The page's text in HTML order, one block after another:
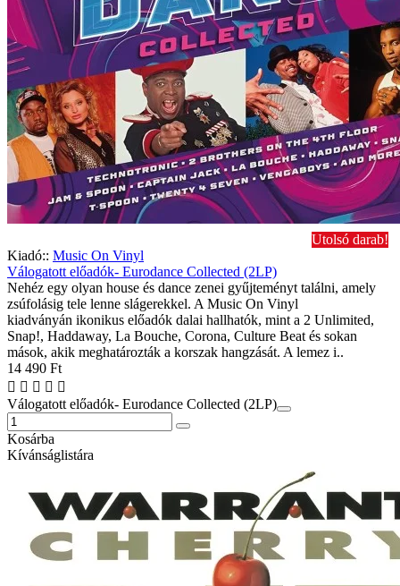
Utolsó darab!
Kiadó:: Music On Vinyl
Válogatott előadók- Eurodance Collected (2LP)
Nehéz egy olyan house és dance zenei gyűjteményt találni, amely
zsúfolásig tele lenne slágerekkel. A Music On Vinyl
kiadványán ikonikus előadók dalai hallhatók, mint a 2 Unlimited,
Snap!, Haddaway, La Bouche, Corona, Culture Beat és sokan
mások, akik meghatározták a korszak hangzását. A lemez i..
14 490 Ft
Válogatott előadók- Eurodance Collected (2LP)
Kosárba
Kívánságlistára